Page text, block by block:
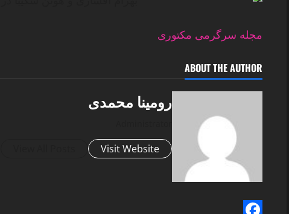
مجله سرگرمی مکتوری
ABOUT THE AUTHOR
رومینا محمدی
Visit Website